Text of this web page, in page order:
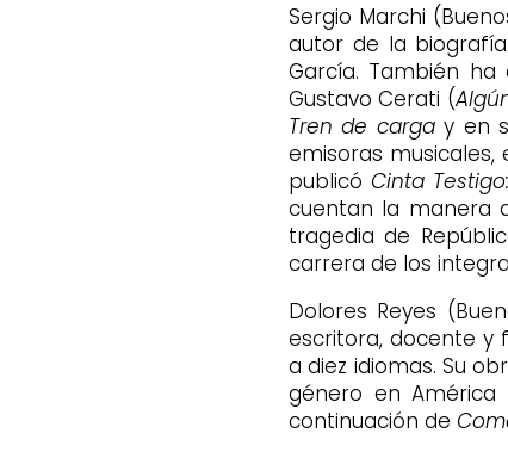
Sergio Marchi
autor de la
García. También
Gustavo Cerati (
Tren de cargay en
emisoras musicales,
publicó Cinta
cuentan la manera
tragedia de
carrera de los
Dolores Reyes
escritora, docente y
a diez idiomas.​ Su
género en
continuación de